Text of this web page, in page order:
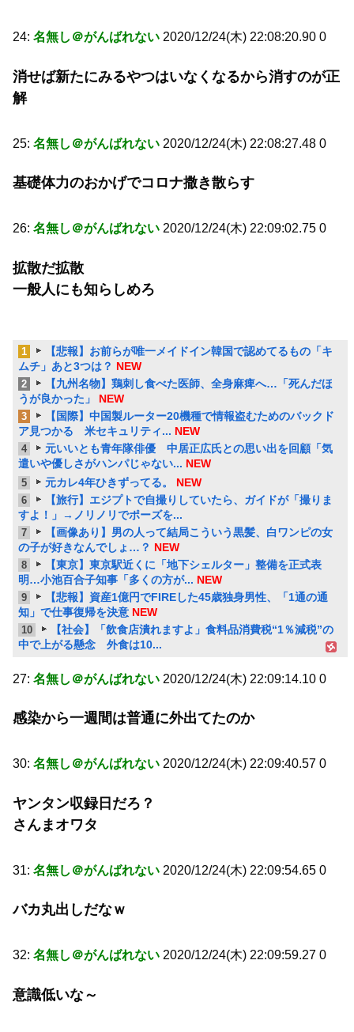
24: 名無し＠がんばれない 2020/12/24(木) 22:08:20.90 0
消せば新たにみるやつはいなくなるから消すのが正
解
25: 名無し＠がんばれない 2020/12/24(木) 22:08:27.48 0
基礎体力のおかげでコロナ撒き散らす
26: 名無し＠がんばれない 2020/12/24(木) 22:09:02.75 0
拡散だ拡散
一般人にも知らしめろ
1
【悲報】お前らが唯一メイドイン韓国で認めてるもの「キ
ムチ」あと3つは？ NEW
2
【九州名物】鶏刺し食べた医師、全身麻痺へ…「死んだほ
うが良かった」
NEW
3
【国際】中国製ルーター20機種で情報盗むためのバックド
ア見つかる 米セキュリティ... NEW
4
元いいとも青年隊俳優 中居正広氏との思い出を回顧「気
遣いや優しさがハンパじゃない... NEW
5 元カレ4年ひきずってる。 NEW
6
【旅行】エジプトで自撮りしていたら、ガイドが「撮りま
すよ！」→ノリノリでポーズを...
7
【画像あり】男の人って結局こういう黒髪、白ワンピの女
の子が好きなんでしょ…？ NEW
8
【東京】東京駅近くに「地下シェルター」整備を正式表
明…小池百合子知事「多くの方が... NEW
9
【悲報】資産1億円でFIREした45歳独身男性、「1通の通
知」で仕事復帰を決意 NEW
10
【社会】「飲食店潰れますよ」食料品消費税“1％減税”の
中で上がる懸念 外食は10...
27: 名無し＠がんばれない 2020/12/24(木) 22:09:14.10 0
感染から一週間は普通に外出てたのか
30: 名無し＠がんばれない 2020/12/24(木) 22:09:40.57 0
ヤンタン収録日だろ？
さんまオワタ
31: 名無し＠がんばれない 2020/12/24(木) 22:09:54.65 0
バカ丸出しだなｗ
32: 名無し＠がんばれない 2020/12/24(木) 22:09:59.27 0
意識低いな～